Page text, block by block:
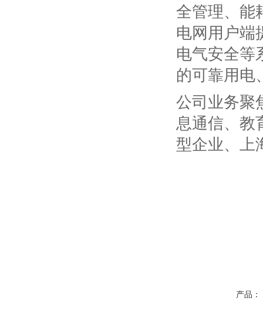
全管理、能
电网用户端
电气安全等
的可靠用电
公司业务聚
息通信、教
型企业、上
产品：